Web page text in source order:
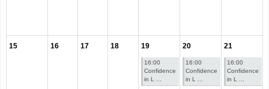
15 16 17 18 19
16:00
Confidence
in L ...
20
16:00
Confidence
in L ...
21
16:00
Confidence
in L ...